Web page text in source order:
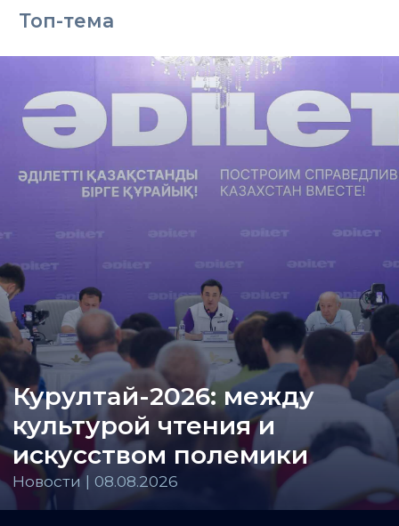
Топ-тема
Курултай-2026: между
культурой чтения и
искусством полемики
Новости | 08.08.2026